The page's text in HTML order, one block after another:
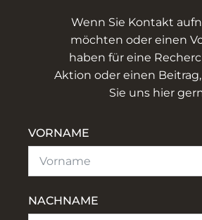
Wenn Sie Kontakt
möchten oder einen
haben für eine
Aktion oder einen
Sie uns hier
VORNAME
NACHNAME